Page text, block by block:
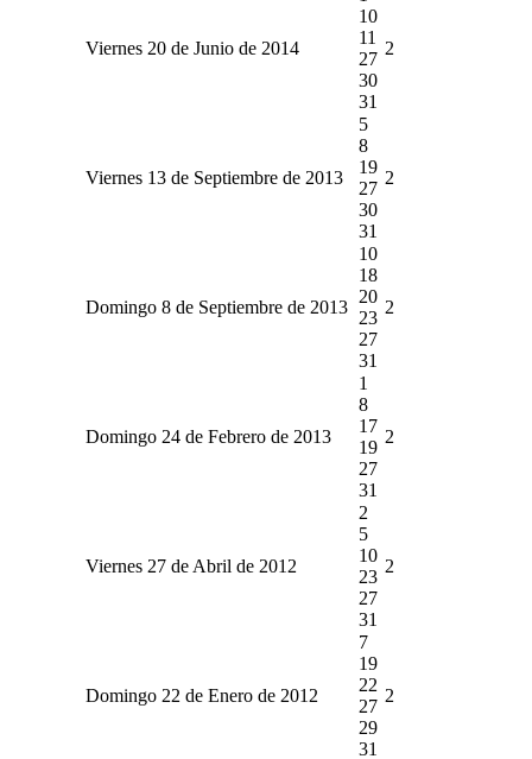
Viernes 20 de Junio de 2014
10
11
27
30
31
2
Viernes 13 de Septiembre de 2013
5
8
19
27
30
31
2
Domingo 8 de Septiembre de 2013
10
18
20
23
27
31
2
Domingo 24 de Febrero de 2013
1
8
17
19
27
31
2
Viernes 27 de Abril de 2012
2
5
10
23
27
31
2
Domingo 22 de Enero de 2012
7
19
22
27
29
31
2